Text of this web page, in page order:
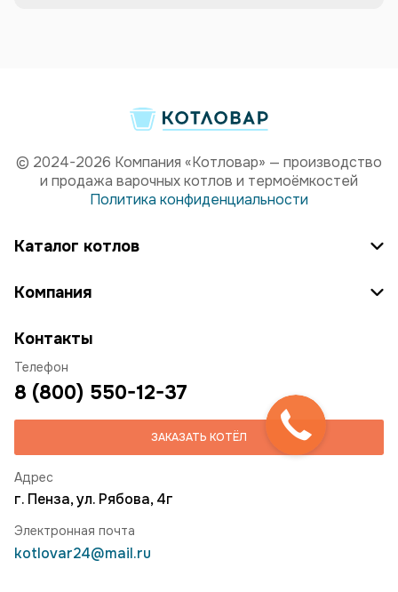
© 2024-2026 Компания «Котловар» — производство
и продажа варочных котлов и термоёмкостей
Политика конфиденциальности
Каталог котлов
Компания
Контакты
Телефон
8 (800) 550-12-37
ЗАКАЗАТЬ КОТЁЛ
Адрес
г. Пенза, ул. Рябова, 4г
Электронная почта
kotlovar24@mail.ru